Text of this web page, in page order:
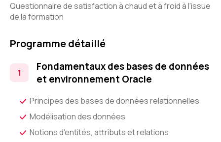
Questionnaire de satisfaction à chaud et à froid à l'issue
de la formation
Programme détaillé
Fondamentaux des bases de données
et environnement Oracle
Principes des bases de données relationnelles
Modélisation des données
Notions d'entités, attributs et relations